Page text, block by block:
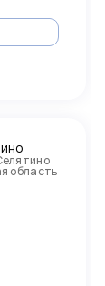
область